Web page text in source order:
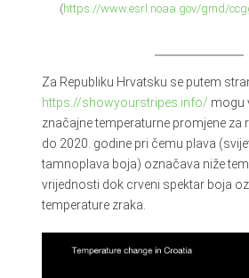
(https://www.esrl.noaa.gov/gmd/
Za Republiku Hrvatsku se putem
https://showyourstripes.info/ mogu
značajne temperaturne promjene za
do 2020. godine pri čemu plava
tamnoplava boja) označava niže
vrijednosti dok crveni spektar boja
temperature zraka.